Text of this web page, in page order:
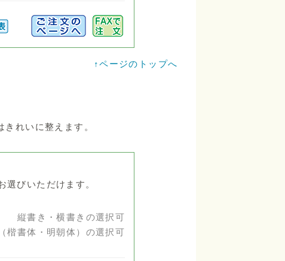
↑ページのトップへ
れいに整えます。
選びいただけます。
縦書き・横書きの選択可
楷書体・明朝体）の選択可